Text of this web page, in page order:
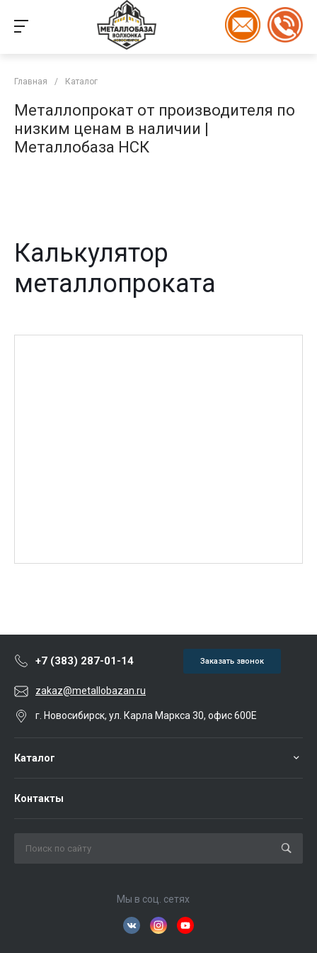
Главная / Каталог
Металлопрокат от производителя по
низким ценам в наличии |
Металлобаза НСК
Калькулятор
металлопроката
+7 (383) 287-01-14 Заказать звонок
zakaz@metallobazan.ru
г. Новосибирск, ул. Карла Маркса 30, офис 600Е
Каталог
Контакты
Мы в соц. сетях